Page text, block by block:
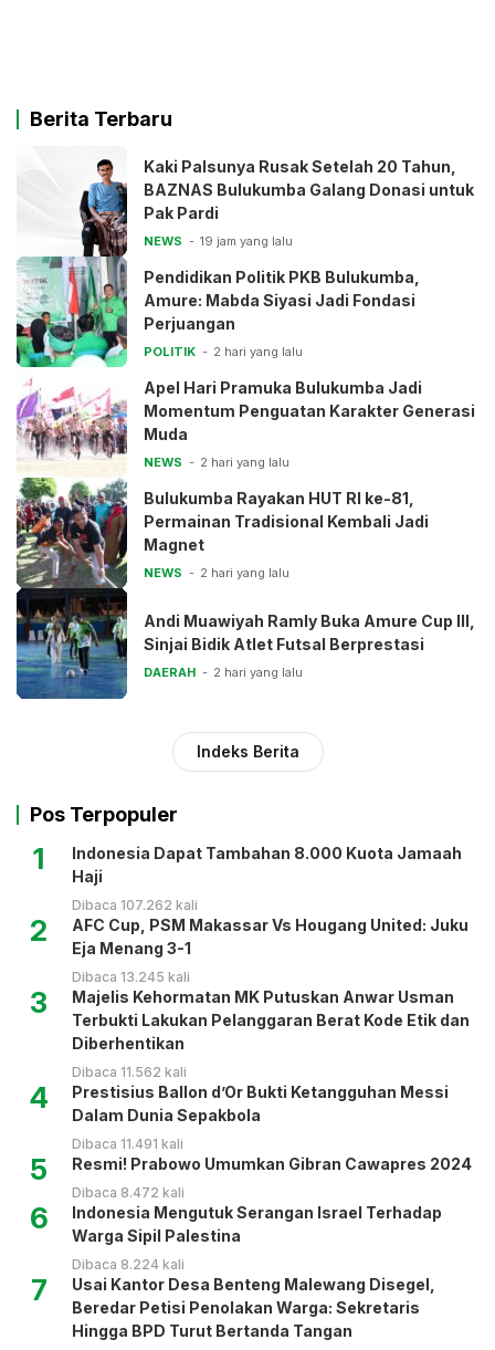
Berita Terbaru
Kaki Palsunya Rusak Setelah 20 Tahun,
BAZNAS Bulukumba Galang Donasi untuk
Pak Pardi
NEWS 19 jam yang lalu
Pendidikan Politik PKB Bulukumba,
Amure: Mabda Siyasi Jadi Fondasi
Perjuangan
POLITIK 2 hari yang lalu
Apel Hari Pramuka Bulukumba Jadi
Momentum Penguatan Karakter Generasi
Muda
NEWS 2 hari yang lalu
Bulukumba Rayakan HUT RI ke-81,
Permainan Tradisional Kembali Jadi
Magnet
NEWS 2 hari yang lalu
Andi Muawiyah Ramly Buka Amure Cup III,
Sinjai Bidik Atlet Futsal Berprestasi
DAERAH 2 hari yang lalu
Indeks Berita
Pos Terpopuler
1
Indonesia Dapat Tambahan 8.000 Kuota Jamaah
Haji
Dibaca 107.262 kali
2
AFC Cup, PSM Makassar Vs Hougang United: Juku
Eja Menang 3-1
Dibaca 13.245 kali
3
Majelis Kehormatan MK Putuskan Anwar Usman
Terbukti Lakukan Pelanggaran Berat Kode Etik dan
Diberhentikan
Dibaca 11.562 kali
4
Prestisius Ballon d’Or Bukti Ketangguhan Messi
Dalam Dunia Sepakbola
Dibaca 11.491 kali
5 Resmi! Prabowo Umumkan Gibran Cawapres 2024
Dibaca 8.472 kali
6
Indonesia Mengutuk Serangan Israel Terhadap
Warga Sipil Palestina
Dibaca 8.224 kali
7
Usai Kantor Desa Benteng Malewang Disegel,
Beredar Petisi Penolakan Warga: Sekretaris
Hingga BPD Turut Bertanda Tangan